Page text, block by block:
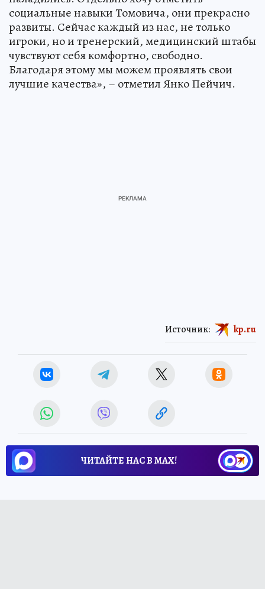
социальные навыки Томовича, они прекрасно
развиты. Сейчас каждый из нас, не только
игроки, но и тренерский, медицинский штабы
чувствуют себя комфортно, свободно.
Благодаря этому мы можем проявлять свои
лучшие качества», – отметил Янко Пейчич.
Источник: kp.ru
ЧИТАЙТЕ НАС В МАХ!